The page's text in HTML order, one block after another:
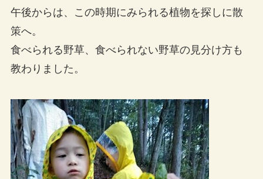
午後からは、この時期にみられる植物を探しに散
策へ。
食べられる野草、食べられない野草の見分け方も
教わりました。